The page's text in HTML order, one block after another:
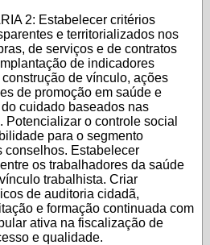
2: Estabelecer critérios
e territorializados nos
de serviços e de contratos
de indicadores
de vínculo, ações
de promoção em saúde e
cuidado baseados nas
Potencializar o controle social
para o segmento
conselhos. Estabelecer
os trabalhadores da saúde
trabalhista. Criar
de auditoria cidadã,
e formação continuada com
ativa na fiscalização de
e qualidade.